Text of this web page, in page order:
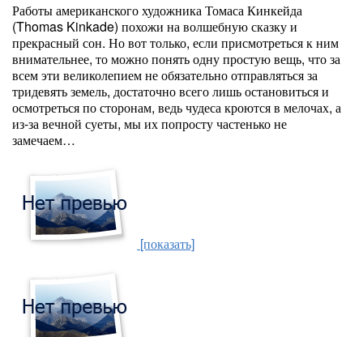
Работы американского художника Томаса Кинкейда
(Thomas Kinkade) похожи на волшебную сказку и
прекрасный сон. Но вот только, если присмотреться к ним
внимательнее, то можно понять одну простую вещь, что за
всем эти великолепием не обязательно отправляться за
тридевять земель, достаточно всего лишь остановиться и
осмотреться по сторонам, ведь чудеса кроются в мелочах, а
из-за вечной суеты, мы их попросту частенько не
замечаем…
[показать]